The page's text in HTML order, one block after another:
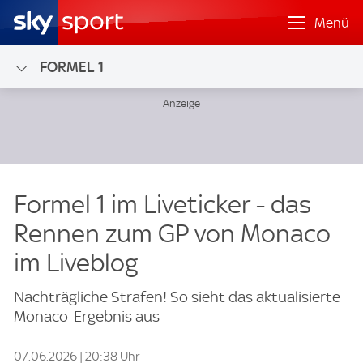
Menü
FORMEL 1
Formel 1 im Liveticker - das
Rennen zum GP von Monaco
im Liveblog
Nachträgliche Strafen! So sieht das aktualisierte
Monaco-Ergebnis aus
07.06.2026 | 20:38 Uhr